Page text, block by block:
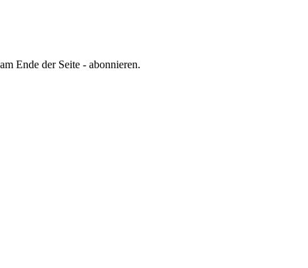
Ende der Seite - abonnieren.